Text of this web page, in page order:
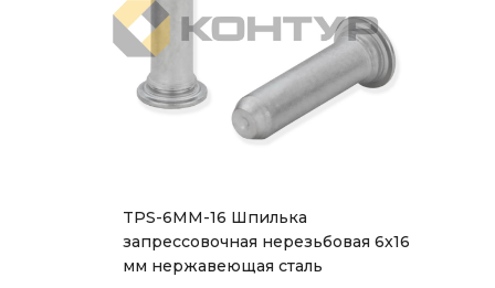
TPS-6MM-16 Шпилька
запрессовочная нерезьбовая 6x16
мм нержавеющая сталь